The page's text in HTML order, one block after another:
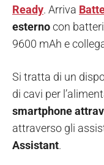
Ready. Arriva
esternocon
9600 mAh e
Si tratta di un
di cavi per
smartphone
attraverso gli
Assistant.